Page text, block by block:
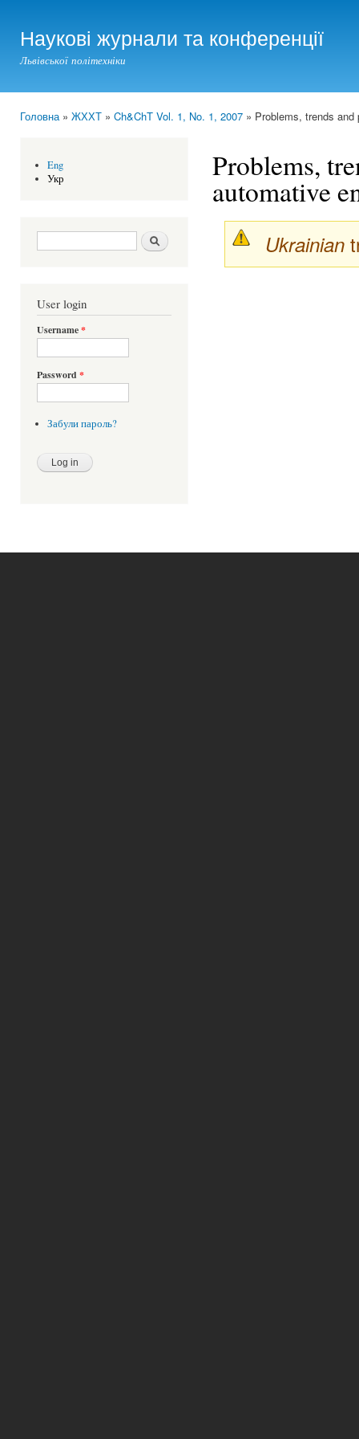
Наукові журнали та конференції
Львівської політехніки
Головна» ЖХХТ » Ch&ChT Vol. 1, No. 1, 2007 » Problems, trends
Eng
Укр
Search form Шукати
User login
Username*
Password *
Забули пароль?
Problems,
automative
Ukrainian